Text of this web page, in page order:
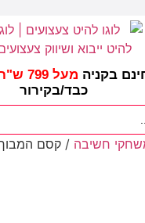
בקניה מעל 799 ש"ח
כבד/בקירור
חשיבה